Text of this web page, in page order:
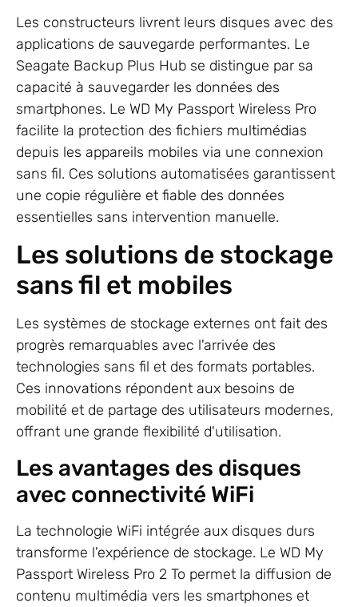
Les constructeurs livrent leurs disques avec des
applications de sauvegarde performantes. Le
Seagate Backup Plus Hub se distingue par sa
capacité à sauvegarder les données des
smartphones. Le WD My Passport Wireless Pro
facilite la protection des fichiers multimédias
depuis les appareils mobiles via une connexion
sans fil. Ces solutions automatisées garantissent
une copie régulière et fiable des données
essentielles sans intervention manuelle.
Les solutions de stockage
sans fil et mobiles
Les systèmes de stockage externes ont fait des
progrès remarquables avec l'arrivée des
technologies sans fil et des formats portables.
Ces innovations répondent aux besoins de
mobilité et de partage des utilisateurs modernes,
offrant une grande flexibilité d'utilisation.
Les avantages des disques
avec connectivité WiFi
La technologie WiFi intégrée aux disques durs
transforme l'expérience de stockage. Le WD My
Passport Wireless Pro 2 To permet la diffusion de
contenu multimédia vers les smartphones et